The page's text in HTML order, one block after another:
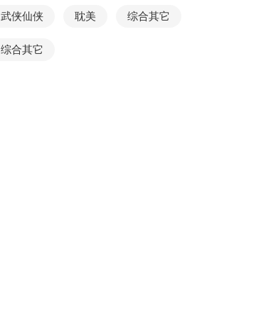
武侠仙侠 耽美 综合其它
综合其它